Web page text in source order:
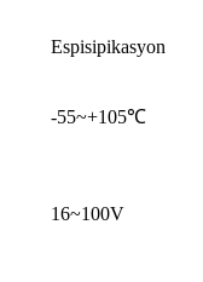
Espisipikasyon
-55~+105℃
16~100V